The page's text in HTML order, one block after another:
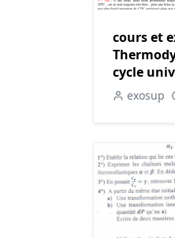
cours et
cycle
exosup